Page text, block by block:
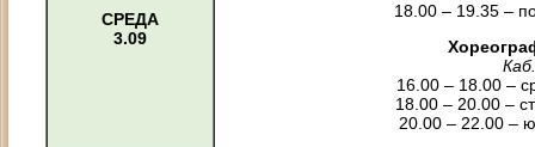
СРЕДА
3.09
18.00 – 19.35 –
16.00 – 18.00 –
18.00 – 20.00 –
20.00 – 22.00 –